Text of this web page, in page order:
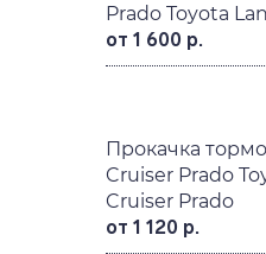
Prado Toyota
от 1 600 р.
Прокачка
Cruiser Prado
Cruiser Prado
от 1 120 р.